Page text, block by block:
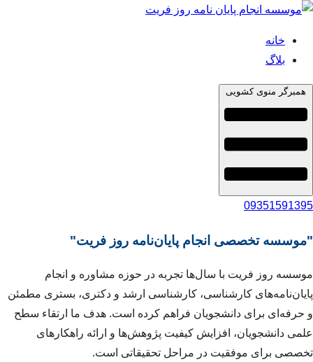
خانه
بلاگ
همبرگر منوی کشویی
09351591395
"موسسه تخصصی انجام پایان‌نامه روز فریت"
موسسه روز فریت با سال‌ها تجربه در حوزه مشاوره و انجام
پایان‌نامه‌های کارشناسی، کارشناسی ارشد و دکتری، بستری مطمئن
و حرفه‌ای برای دانشجویان فراهم کرده است. هدف ما ارتقاء سطح
علمی دانشجویان، افزایش کیفیت پژوهش‌ها و ارائه راهکارهای
تخصصی برای موفقیت در مراحل تحقیقاتی است.